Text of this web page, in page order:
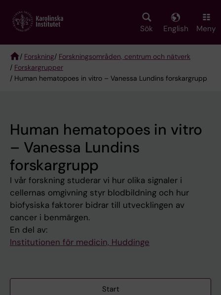
main
Sök English Meny
Breadcrumb
/ Forskning/ Forskningsområden, centrum och nätverk
/ Forskargrupper
/ Human hematopoes in vitro – Vanessa Lundins forskargrupp
Human hematopoes in vitro
– Vanessa Lundins
forskargrupp
I vår forskning studerar vi hur olika signaler i
cellernas omgivning styr blodbildning och hur
biofysiska faktorer bidrar till utvecklingen av
cancer i benmärgen.
En del av:
Institutionen för medicin, Huddinge
Start